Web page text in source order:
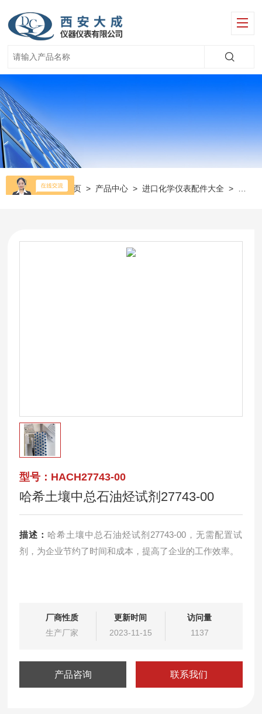
当前位置： 首页 > 产品中心 >进口化学仪表配件大全 >
型号：HACH27743-00
哈希土壤中总石油烃试剂27743-00
描述： 哈希土壤中总石油烃试剂27743-00，无需配置试
剂，为企业节约了时间和成本，提高了企业的工作效率。
厂商性质
生产厂家
更新时间
2023-11-15
访问量
1137
产品咨询 联系我们